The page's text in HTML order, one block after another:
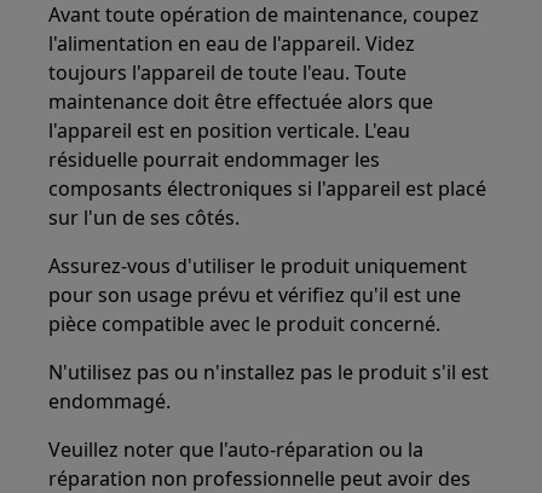
Avant toute opération de maintenance, coupez
l'alimentation en eau de l'appareil. Videz
toujours l'appareil de toute l'eau. Toute
maintenance doit être effectuée alors que
l'appareil est en position verticale. L'eau
résiduelle pourrait endommager les
composants électroniques si l'appareil est placé
sur l'un de ses côtés.
Assurez-vous d'utiliser le produit uniquement
pour son usage prévu et vérifiez qu'il est une
pièce compatible avec le produit concerné.
N'utilisez pas ou n'installez pas le produit s'il est
endommagé.
Veuillez noter que l'auto-réparation ou la
réparation non professionnelle peut avoir des